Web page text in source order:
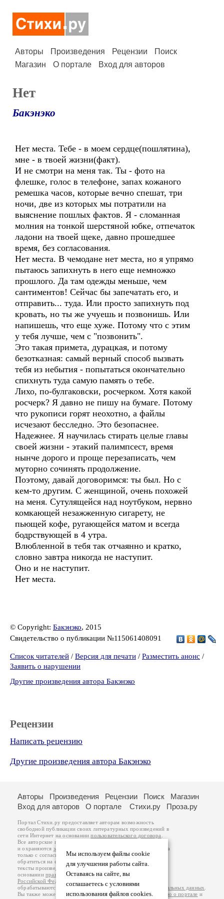
Авторы Произведения Рецензии
Поиск
Магазин
О портале Вход для авторов
Нет
Бакэнэко
Нет места. Тебе - в моем сердце(пошлятина),
мне - в твоей жизни(факт).
И не смотри на меня так. Ты - фото на
флешке, голос в телефоне, запах кожаного
ремешка часов, которые вечно спешат, три
ночи, две из которых мы потратили на
выяснение пошлых фактов. Я - сломанная
молния на тонкой шерстяной юбке, отпечаток
ладони на твоей щеке, давно прошедшее
время, без согласования.
Нет места. В чемодане нет места, но я упрямо
пытаюсь запихнуть в него еще немножко
прошлого. Да там одежды меньше, чем
сантиментов! Сейчас бы запечатать его, и
отправить... туда. Или просто запихнуть под
кровать, но ты же учуешь и позвонишь. Или
напишешь, что еще хуже. Потому что с этим
у тебя лучше, чем с "позвонить".
Это такая примета, дурацкая, и потому
безотказная: самый верный способ вызвать
тебя из небытия - попытаться окончательно
спихнуть туда самую память о тебе.
Лихо, по-булгаковски, росчерком. Хотя какой
росчерк? Я давно не пишу на бумаге. Потому
что рукописи горят неохотно, а файлы
исчезают бесследно. Это безопаснее.
Надежнее. Я научилась стирать целые главы
своей жизни - этакий палимпсест, время
нынче дорого и проще перезаписать, чем
муторно сочинять продолжение.
Поэтому, давай договоримся: ты был. Но с
кем-то другим. С женщиной, очень похожей
на меня. Сутулящейся над ноутбуком, нервно
комкающей незажженную сигарету, не
пьющей кофе, ругающейся матом и всегда
бодрствующей в 4 утра.
Влюбленной в тебя так отчаянно и кратко,
словно завтра никогда не наступит.
Оно и не наступит.
Нет места.
© Copyright: Бакэнэко, 2015
Свидетельство о публикации №115061408091
Список читателей / Версия для печати / Разместить анонс /
Заявить о нарушении
Другие произведения автора Бакэнэко
Рецензии
Написать рецензию
Другие произведения автора Бакэнэко
Мы используем файлы cookie
для улучшения работы сайта.
Оставаясь на сайте, вы
соглашаетесь с условиями
использования файлов cookies.
Авторы Произведения Рецензии Поиск
Магазин
Вход для авторов
О портале Стихи.ру Проза.ру
Портал Стихи.ру предоставляет авторам возможность
свободной публикации своих литературных произведений в
сети Интернет на основаниипользовательского договора
Все авторские права на произведения принадлежат авторам
и охраняются законом
. Перепечатка произведений возможна
только с согласия его автора, к которому вы можете
обратиться на его авторской странице. Ответственность за
тексты произведений авторы несут самостоятельно на
основанииправил публикацииизаконодательства
Российской Федерации
обрабатываются на основанииПолитики обработки персональных данных
Вы также можете посмотреть более подробнуюинформацию о портале и